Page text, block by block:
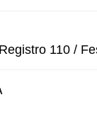
110 /